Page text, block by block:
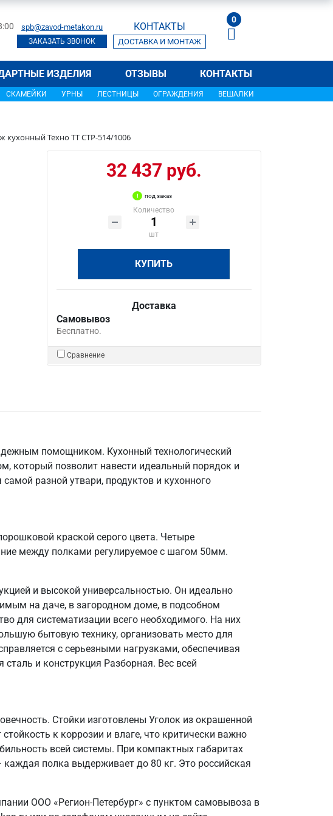
spb@zavod-metakon.ru
ЗАКАЗАТЬ ЗВОНОК
КОНТАКТЫ
ДОСТАВКА И МОНТАЖ
0
ИЗДЕЛИЯ ОТЗЫВЫ КОНТАКТЫ
СКАМЕЙКИ УРНЫ ЛЕСТНИЦЫ ОГРАЖДЕНИЯ ВЕШАЛКИ
кухонный Техно ТТ СТР-514/1006
32 437 руб.
под заказ
Количество
шт
КУПИТЬ
Доставка
Самовывоз
Бесплатно.
Сравнение
помощником. Кухонный технологический
который позволит навести идеальный порядок и
разной утвари, продуктов и кухонного
краской серого цвета. Четыре
между полками регулируемое с шагом 50мм.
и высокой универсальностью. Он идеально
на даче, в загородном доме, в подсобном
для систематизации всего необходимого. На них
бытовую технику, организовать место для
с серьезными нагрузками, обеспечивая
и конструкция Разборная. Вес всей
Стойки изготовлены Уголок из окрашенной
к коррозии и влаге, что критически важно
всей системы. При компактных габаритах
полка выдерживает до 80 кг. Это российская
ООО «Регион-Петербург» с пунктом самовывоза в